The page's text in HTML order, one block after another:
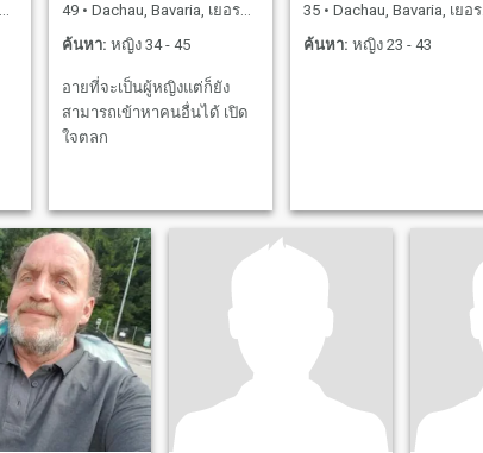
49 • Dachau, Bavaria, เยอรมันนี
ค้นหา: หญิง 34 - 45
อายที่จะเป็นผู้หญิงแต่ก็ยัง
สามารถเข้าหาคนอื่นได้ เปิด
ใจตลก
35 • Dachau, Bavaria, เยอรมันนี
ค้นหา: หญิง 23 - 43